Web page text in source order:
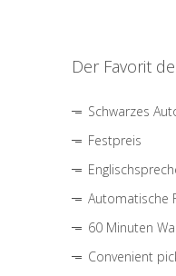
Der Favorit
Schwarzes
Festpreis
Automatische
60 Minuten
Convenient